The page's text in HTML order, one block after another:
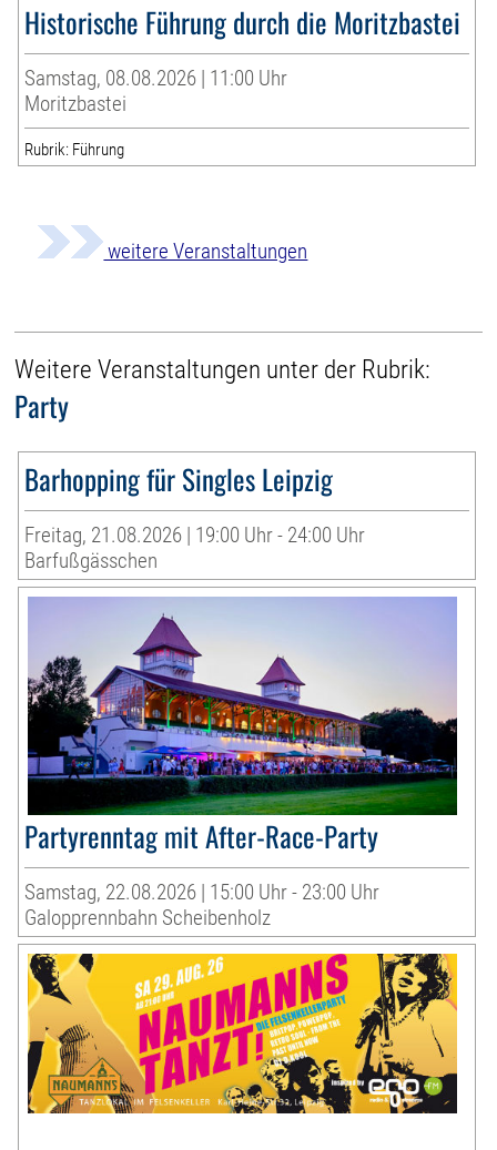
Historische Führung durch die Moritzbastei
Samstag, 08.08.2026 | 11:00 Uhr
Moritzbastei
Rubrik: Führung
weitere Veranstaltungen
Weitere Veranstaltungen unter der Rubrik:
Party
Barhopping für Singles Leipzig
Freitag, 21.08.2026 | 19:00 Uhr - 24:00 Uhr
Barfußgässchen
Partyrenntag mit After-Race-Party
Samstag, 22.08.2026 | 15:00 Uhr - 23:00 Uhr
Galopprennbahn Scheibenholz